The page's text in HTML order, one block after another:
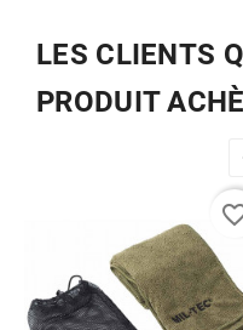
LES CLIENTS
PRODUIT